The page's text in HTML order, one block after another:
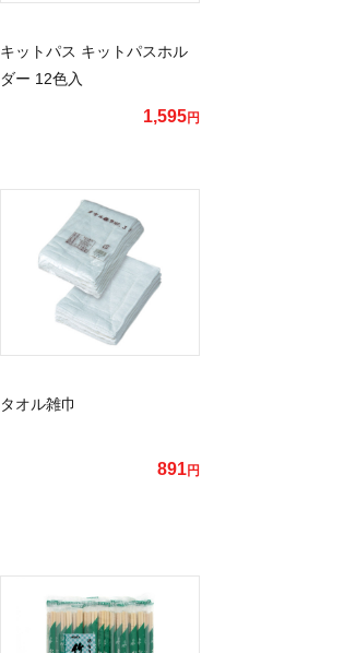
キットパス キットパスホル
ダー 12色入
1,595円
タオル雑巾
891円